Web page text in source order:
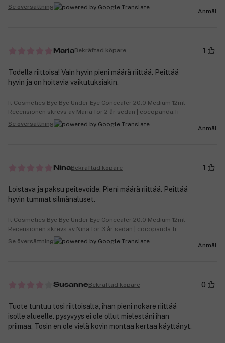
Se översättning
Anmäl
MariaBekräftad köpare 1
Todella riittoisa! Vain hyvin pieni määrä riittää. Peittää
hyvin ja on hoitavia vaikutuksiakin.
It Cosmetics Bye Bye Under Eye Concealer 20.0 Medium 12ml
Recensionen skrevs av Maria för 2 år sedan | cocopanda.fi
Se översättning
Anmäl
NinaBekräftad köpare 1
Loistava ja paksu peitevoide. Pieni määrä riittää. Peittää
hyvin tummat silmänaluset.
It Cosmetics Bye Bye Under Eye Concealer 20.0 Medium 12ml
Recensionen skrevs av Nina för 3 år sedan | cocopanda.fi
Se översättning
Anmäl
SusanneBekräftad köpare 0
Tuote tuntuu tosi riittoisalta, ihan pieni nokare riittää
isolle alueelle. pysyvyys ei ole ollut mielestäni ihan
priimaa. Tosin en ole vielä kovin montaa kertaa käyttänyt.